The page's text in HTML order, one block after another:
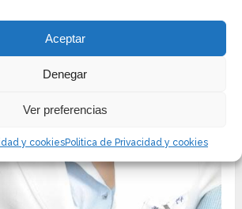
Aceptar
Denegar
Ver preferencias
y cookiesPolitica de Privacidad y cookies